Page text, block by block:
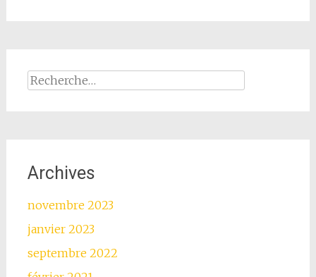
Rechercher :
Archives
novembre 2023
janvier 2023
septembre 2022